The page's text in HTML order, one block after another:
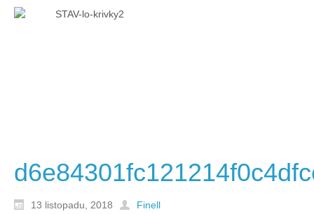
13 listopadu, 2018 Finell